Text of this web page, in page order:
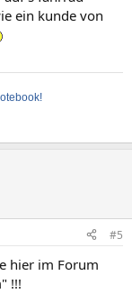
ein kunde von
#5
hier im Forum
!!!